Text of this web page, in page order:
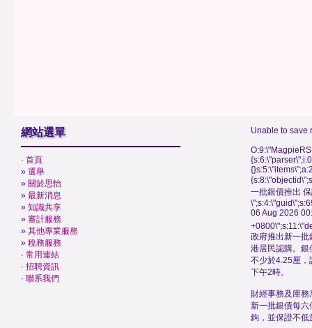
網站選單
· 首頁
» 選舉
» 關於思怡
» 最新消息
» 知識共享
» 審計服務
» 其他專業服務
» 稅務服務
· 常用連結
· 招聘資訊
· 聯系我們
Unable to save
一批銀債推出
06 Aug 2026
政府推出新一批
港居民認購。銀
不少於4.25厘，
下午2時。
財經事務及庫務
新一批銀債每六
鉤，並保證不低